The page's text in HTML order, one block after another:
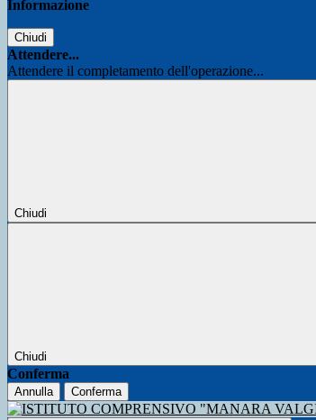
Informazione
Chiudi
Attendere...
Attendere il completamento dell'operazione...
Chiudi
Chiudi
Conferma
Annulla Conferma